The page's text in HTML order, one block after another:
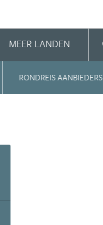
MEER LANDEN
RONDREIS AANBIEDERS